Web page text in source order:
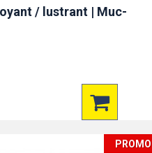
/ lustrant | Muc-
PROMO